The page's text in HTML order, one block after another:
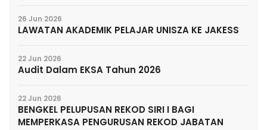
26 Jun 2026
LAWATAN AKADEMIK PELAJAR UNISZA KE JAKESS
22 Jun 2026
Audit Dalam EKSA Tahun 2026
22 Jun 2026
BENGKEL PELUPUSAN REKOD SIRI I BAGI
MEMPERKASA PENGURUSAN REKOD JABATAN